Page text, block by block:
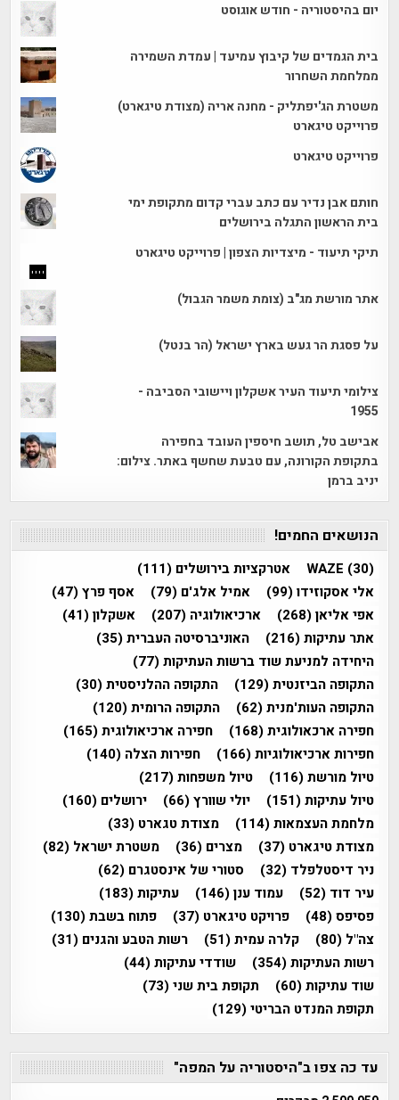
יום בהיסטוריה - חודש אוגוסט
בית הגמדים של קיבוץ עמיעד | עמדת השמירה
ממלחמת השחרור
משטרת הג'יפתליק - מחנה אריה (מצודת טיגארט)
פרוייקט טיגארט
פרוייקט טיגארט
חותם אבן נדיר עם כתב עברי קדום מתקופת ימי
בית הראשון התגלה בירושלים
תיקי תיעוד - מיצדיות הצפון | פרוייקט טיגארט
אתר מורשת מג"ב (צומת משמר הגבול)
על פסגת הר געש בארץ ישראל (הר בנטל)
צילומי תיעוד העיר אשקלון ויישובי הסביבה -
1955
אבישב טל, תושב חיספין העובד בחפירה
בתקופת הקורונה, עם טבעת שחשף באתר. צילום:
יניב ברמן
הנושאים החמים!
WAZE (30) אטרקציות בירושלים (111)
אלי אסקוזידו(99) אמיל אלג'ם (79) אסף פרץ(47)
אפי אליאן(268) ארכיאולוגיה (207) אשקלון(41)
אתר עתיקות(216) האוניברסיטה העברית(35)
היחידה למניעת שוד ברשות העתיקות(77)
התקופה הביזנטית(129) התקופה ההלניסטית(30)
התקופה העות'מנית(62) התקופה הרומית(120)
חפירה ארכאולוגית(168) חפירה ארכיאולוגית(165)
חפירות ארכיאולוגיות(166) חפירות הצלה (140)
טיול מורשת(116) טיול משפחות(217)
טיול עתיקות(151) יולי שוורץ(66) ירושלים (160)
מלחמת העצמאות(114) מצודת טגארט (33)
מצודת טיגארט (37) מצרים (36) משטרת ישראל (82)
ניר דיסטלפלד (32) סטורי של אינסטגרם (62)
עיר דוד (52) עמוד ענן(146) עתיקות(183)
פסיפס(48) פרויקט טיגארט (37) פתוח בשבת(130)
צה"ל (80) קלרה עמית(51) רשות הטבע והגנים (31)
רשות העתיקות(354) שודדי עתיקות(44)
שוד עתיקות(60) תקופת בית שני(73)
תקופת המנדט הבריטי(129)
עד כה צפו ב"היסטוריה על המפה"